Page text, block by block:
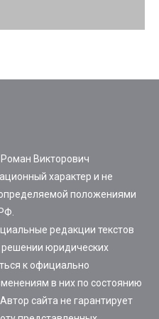
Викторович
характер и не
положениями
редакции текстов
юридических
к официально
в них по состоянию
сайта не гарантирует